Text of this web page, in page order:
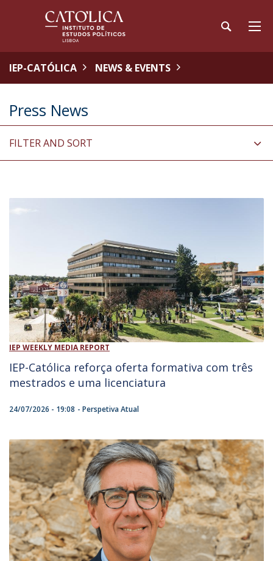
IEP-CATÓLICA NEWS & EVENTS
Press News
FILTER AND SORT
IEP WEEKLY MEDIA REPORT
IEP-Católica reforça oferta formativa com três
mestrados e uma licenciatura
24/07/2026 - 19:08 Perspetiva Atual